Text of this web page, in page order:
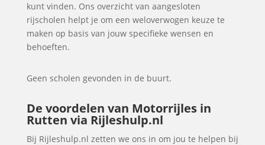
kunt vinden. Ons overzicht van aangesloten
rijscholen helpt je om een weloverwogen keuze te
maken op basis van jouw specifieke wensen en
behoeften.
Geen scholen gevonden in de buurt.
De voordelen van Motorrijles in
Rutten via Rijleshulp.nl
Bij Rijleshulp.nl zetten we ons in om jou te helpen bij